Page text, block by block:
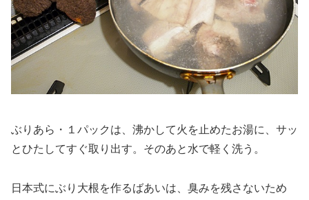
ぶりあら・１パックは、沸かして火を止めたお湯に、サッ
とひたしてすぐ取り出す。そのあと水で軽く洗う。
日本式にぶり大根を作るばあいは、臭みを残さないため